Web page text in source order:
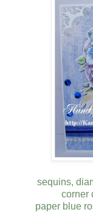
sequins,
corner
paper blue